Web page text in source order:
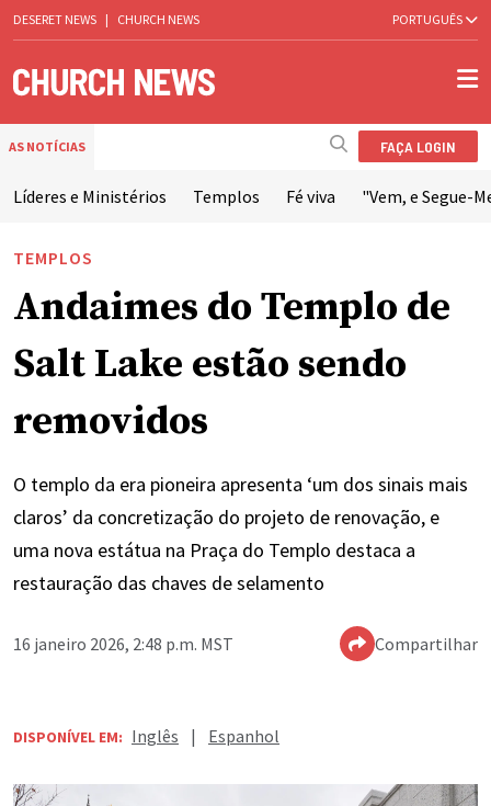
DESERET NEWS | CHURCH NEWS PORTUGUÊS
AS NOTÍCIAS FAÇA LOGIN
Líderes e Ministérios Templos Fé viva "Vem, e Segue-
TEMPLOS
Andaimes do Templo de
Salt Lake estão sendo
removidos
O templo da era pioneira apresenta ‘um dos sinais mais
claros’ da concretização do projeto de renovação, e
uma nova estátua na Praça do Templo destaca a
restauração das chaves de selamento
16 janeiro 2026, 2:48 p.m. MST Compartilhar
DISPONÍVEL EM: Inglês | Espanhol